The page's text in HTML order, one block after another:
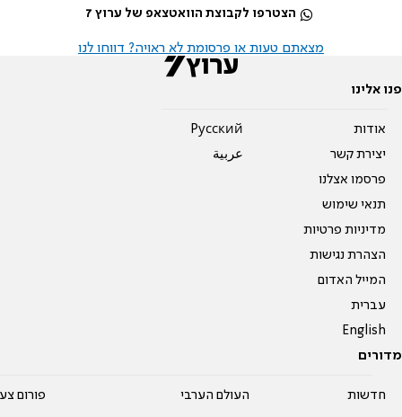
הצטרפו לקבוצת הוואטצאפ של ערוץ 7
מצאתם טעות או פרסומת לא ראויה? דווחו לנו
פנו אלינו
אודות
יצירת קשר
פרסמו אצלנו
תנאי שימוש
מדיניות פרטיות
הצהרת נגישות
המייל האדום
עברית
English
Pусский
عربية
מדורים
חדשות
העולם הערבי
פורום